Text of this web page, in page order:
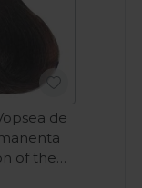
de
of the